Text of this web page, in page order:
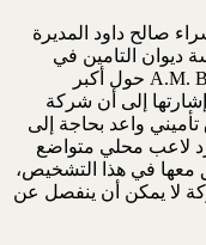
صالح داود المديرة
ديوان التامين في
العراق وتعقيبها على تقرير وكالة A.M. Best حول أكبر
إلى أن شركة
واعد بحاجة إلى
لاعب محلي متواضع
معها في هذا التشخيص،
لا يمكن أن ينفصل عن